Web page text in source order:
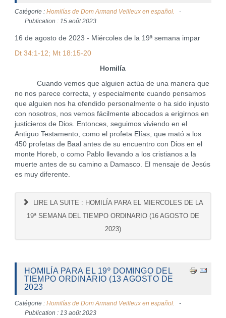
Catégorie : Homilías de Dom Armand Veilleux en español.
Publication : 15 août 2023
16 de agosto de 2023 - Miércoles de la 19ª semana impar
Dt 34:1-12; Mt 18:15-20
Homilía
Cuando vemos que alguien actúa de una manera que
no nos parece correcta, y especialmente cuando pensamos
que alguien nos ha ofendido personalmente o ha sido injusto
con nosotros, nos vemos fácilmente abocados a erigirnos en
justicieros de Dios. Entonces, seguimos viviendo en el
Antiguo Testamento, como el profeta Elías, que mató a los
450 profetas de Baal antes de su encuentro con Dios en el
monte Horeb, o como Pablo llevando a los cristianos a la
muerte antes de su camino a Damasco. El mensaje de Jesús
es muy diferente.
LIRE LA SUITE : HOMILÍA PARA EL MIERCOLES DE LA
19ª SEMANA DEL TIEMPO ORDINARIO (16 AGOSTO DE
2023)
HOMILÍA PARA EL 19º DOMINGO DEL
TIEMPO ORDINARIO (13 AGOSTO DE
2023
Catégorie : Homilías de Dom Armand Veilleux en español.
Publication : 13 août 2023